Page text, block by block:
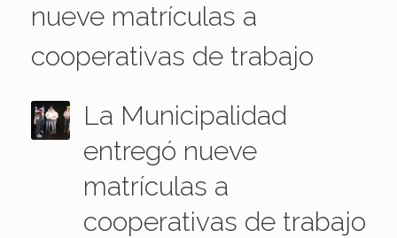
nueve matrículas a
cooperativas de trabajo
La Municipalidad
entregó nueve
matrículas a
cooperativas de trabajo